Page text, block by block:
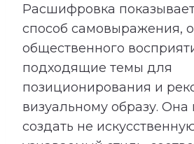
Расшифровка
способ самовыражения,
общественного
подходящие темы для
позиционирования и
визуальному образу. Она
создать не